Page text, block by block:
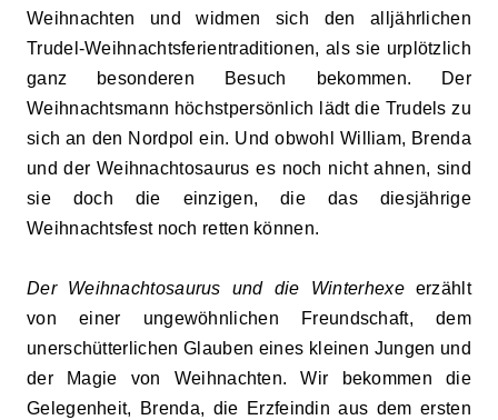
Weihnachten und widmen sich den alljährlichen
Trudel-Weihnachtsferientraditionen, als sie urplötzlich
ganz besonderen Besuch bekommen. Der
Weihnachtsmann höchstpersönlich lädt die Trudels zu
sich an den Nordpol ein. Und obwohl William, Brenda
und der Weihnachtosaurus es noch nicht ahnen, sind
sie doch die einzigen, die das diesjährige
Weihnachtsfest noch retten können.
Der Weihnachtosaurus und die Winterhexeerzählt
von einer ungewöhnlichen Freundschaft, dem
unerschütterlichen Glauben eines kleinen Jungen und
der Magie von Weihnachten. Wir bekommen die
Gelegenheit, Brenda, die Erzfeindin aus dem ersten